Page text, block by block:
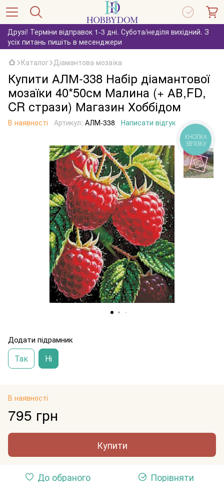
Друзі! Терміни відправок 1-3 дні. Субота/неділя вихідний. З
усіх питань пишіть в месенджери
Каталог Діамантова мозаїка
Купити АЛМ-338 Набір діамантової
мозаїки 40*50см Малина (+ АВ,FD,
CR стрази) Магазин Хоббідом
В наявності Артикул: АЛМ-338 Написати відгук
Додати підрамник
Так Ні
В наявності
795 грн
Купити
До обраного Порівняти
КНОПКА
ЗВ'ЯЗКУ